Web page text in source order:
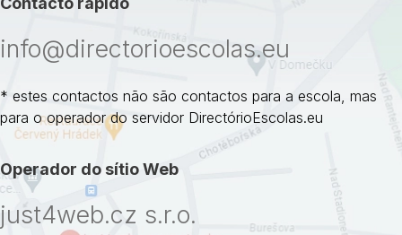
info@directorioescolas.eu
* estes contactos não são contactos para a escola, mas
para o operador do servidor DirectórioEscolas.eu
Operador do sítio Web
just4web.cz s.r.o.